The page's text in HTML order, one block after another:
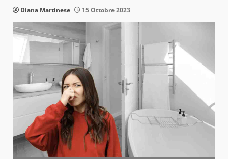
Diana Martinese 15 Ottobre 2023